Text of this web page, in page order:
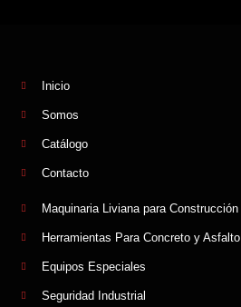
Inicio
Somos
Catálogo
Contacto
Maquinaria Liviana para Construcción
Herramientas Para Concreto y Asfalto
Equipos Especiales
Seguridad Industrial